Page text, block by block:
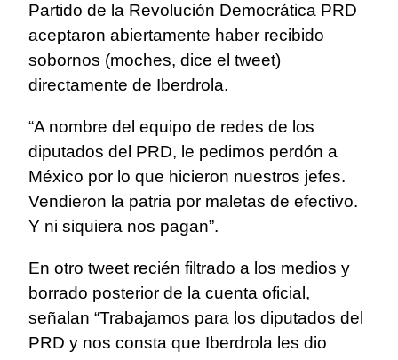
Partido de la Revolución Democrática PRD
aceptaron abiertamente haber recibido
sobornos (moches, dice el tweet)
directamente de Iberdrola.
“A nombre del equipo de redes de los
diputados del PRD, le pedimos perdón a
México por lo que hicieron nuestros jefes.
Vendieron la patria por maletas de efectivo.
Y ni siquiera nos pagan”.
En otro tweet recién filtrado a los medios y
borrado posterior de la cuenta oficial,
señalan “Trabajamos para los diputados del
PRD y nos consta que Iberdrola les dio